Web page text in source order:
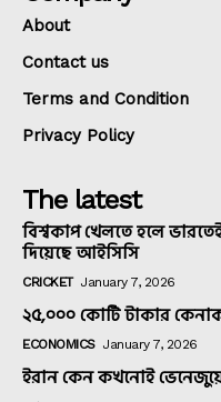
About
Contact us
Terms and Condition
Privacy Policy
The latest
বিশ্বকাপ খেলতে হলে
দিয়েছে আইসিসি
CRICKET January 7, 2026
২৫,০০০ কোটি টাকার
ECONOMICS January 7, 2026
ইরান কেন কখনোই